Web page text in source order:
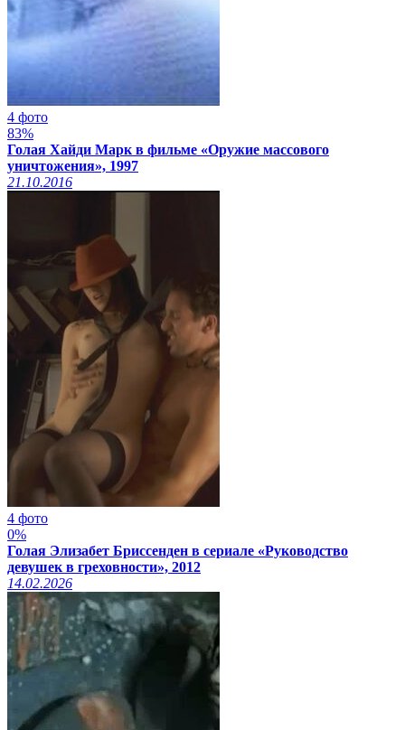
4 фото
83%
Голая Хайди Марк в фильме «Оружие массового
уничтожения», 1997
21.10.2016
4 фото
0%
Голая Элизабет Бриссенден в сериале «Руководство
девушек в греховности», 2012
14.02.2026